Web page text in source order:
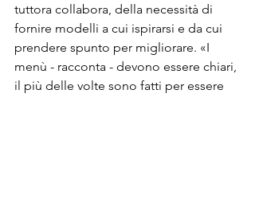
tuttora collabora, della necessità di
fornire modelli a cui ispirarsi e da cui
prendere spunto per migliorare. «I
menù - racconta - devono essere chiari,
il più delle volte sono fatti per essere